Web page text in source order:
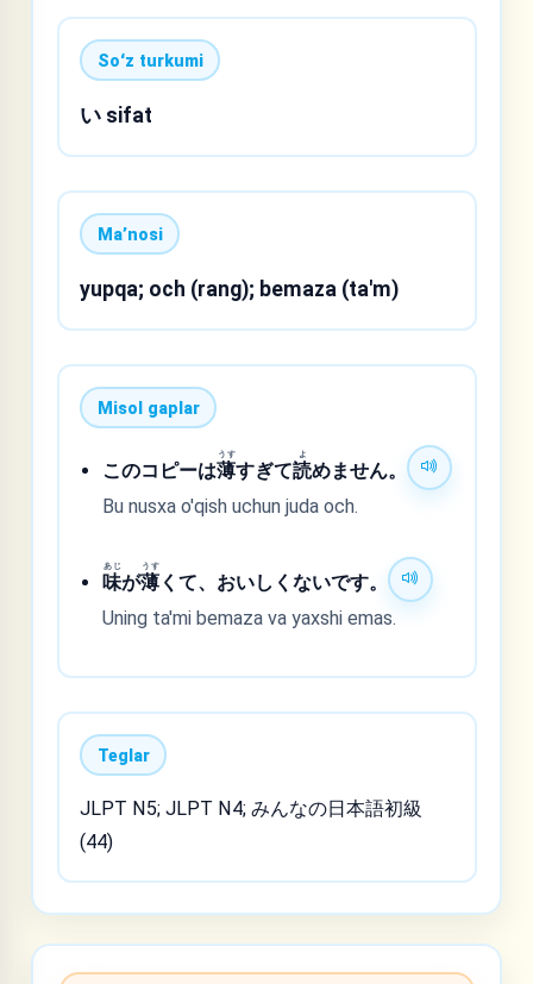
Soʻz turkumi
い sifat
Maʼnosi
yupqa; och (rang); bemaza (ta'm)
Misol gaplar
このコピーは薄
うす
すぎて読
よ
めません。
Bu nusxa o'qish uchun juda och.
味
あじ
が薄
うす
くて、おいしくないです。
Uning ta'mi bemaza va yaxshi emas.
Teglar
JLPT N5; JLPT N4; みんなの日本語初級
(44)